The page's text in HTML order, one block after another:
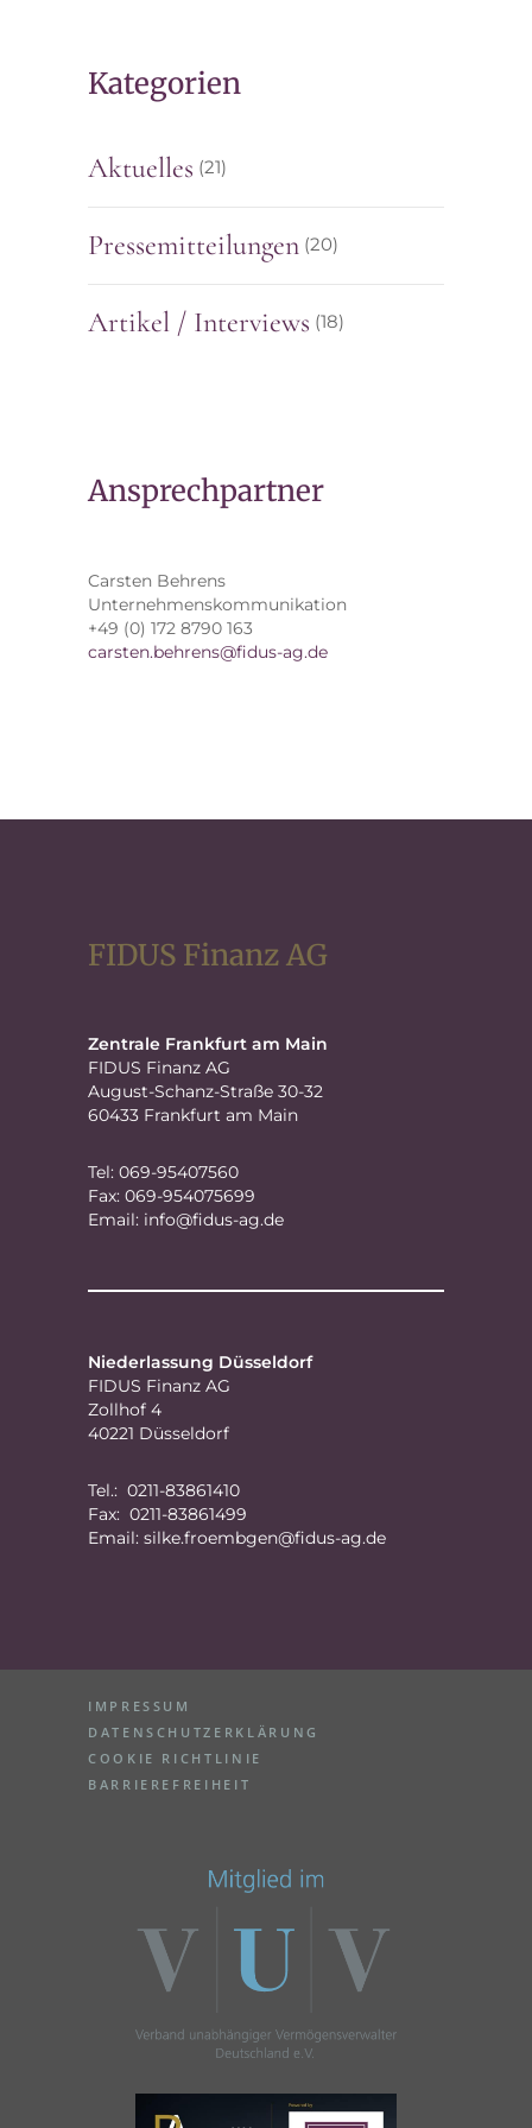
Kategorien
Aktuelles (21)
Pressemitteilungen (20)
Artikel / Interviews (18)
Ansprechpartner
Carsten Behrens
Unternehmenskommunikation
+49 (0) 172 8790 163
carsten.behrens@fidus-ag.de
FIDUS Finanz AG
Zentrale Frankfurt am Main
FIDUS Finanz AG
August-Schanz-Straße 30-32
60433 Frankfurt am Main
Tel: 069-95407560
Fax: 069-954075699
Email: info@fidus-ag.de
Niederlassung Düsseldorf
FIDUS Finanz AG
Zollhof 4
40221 Düsseldorf
Tel.: 0211-83861410
Fax: 0211-83861499
Email: silke.froembgen@fidus-ag.de
IMPRESSUM
DATENSCHUTZERKLÄRUNG
COOKIE RICHTLINIE
BARRIEREFREIHEIT